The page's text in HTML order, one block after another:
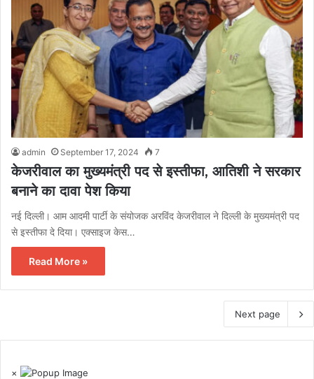
admin September 17, 2024 7
केजरीवाल का मुख्यमंत्री पद से इस्तीफा, आतिशी ने सरकार
बनाने का दावा पेश किया
नई दिल्ली। आम आदमी पार्टी के संयोजक अरविंद केजरीवाल ने दिल्ली के मुख्यमंत्री पद
से इस्तीफा दे दिया। एक्साइज केस…
Read More »
Next page
×